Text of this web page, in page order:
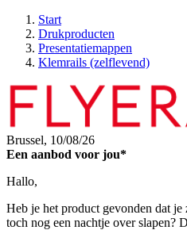
Start
Drukproducten
Presentatiemappen
Klemrails (zelflevend)
Brussel, 10/08/26
Een aanbod voor jou*
Hallo,
Heb je het product gevonden dat
toch nog een nachtje over slapen?